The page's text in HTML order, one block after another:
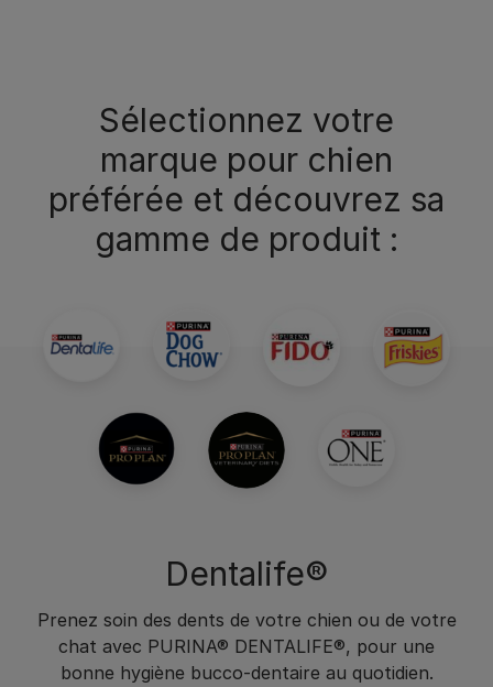
Sélectionnez votre
marque pour chien
préférée et découvrez sa
gamme de produit :
Dentalife®
Prenez soin des dents de votre chien ou de votre
chat avec PURINA® DENTALIFE®, pour une
bonne hygiène bucco-dentaire au quotidien.​